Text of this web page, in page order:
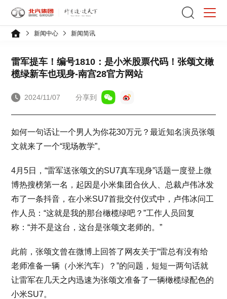
新闻中心 新闻简讯
雷军提车！编号1810：是小米股票代码！张颂文橄
榄绿新车也现身-南宫28官方网站
2024/11/07 分享到
如何一句话让一个男人为你花30万元？最近知名演员张颂
文就来了一个“现场教学”。
4月5日，“雷军送张颂文的SU7真车现身”话题一度登上微
博热搜榜第一名，起因是小米集团合伙人、总裁卢伟冰发
布了一条抖音，在小米SU7首批交付仪式中，卢伟冰问工
作人员：“这就是我的那台橄榄绿吧？”工作人员回复
称：“并不是这台，这台是张颂文老师的。”
此前，张颂文曾在微博上回答了网友关于“雷总有没有给
老师准备一辆（小米汽车）？”的问题，短短一两句话就
让雷军在几天之内迅速为张颂文准备了一辆橄榄绿配色的
小米SU7。